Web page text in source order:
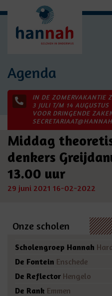
Agenda
IN DE ZOMERVAKANTIE
3 JULI T/M 14 AUGUSTUS
VOOR DRINGENDE
Middag
denkers
13.00 uur
29 juni 2021 16-02-2022
Onze scholen
Scholengroep Hannah
De Fontein Enschede
De Reflector Hengelo
De Rank Emmen